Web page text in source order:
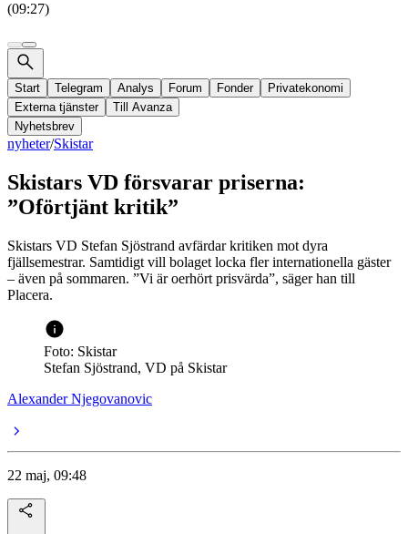
(09:27)
Start Telegram Analys Forum Fonder
Privatekonomi
Externa tjänster
Till Avanza
Nyhetsbrev
nyheter/Skistar
Skistars VD försvarar priserna:
”Oförtjänt kritik”
Skistars VD Stefan Sjöstrand avfärdar kritiken mot dyra
fjällsemestrar. Samtidigt vill bolaget locka fler internationella gäster
– även på sommaren. ”Vi är oerhört prisvärda”, säger han till
Placera.
Foto: Skistar
Stefan Sjöstrand, VD på Skistar
Alexander Njegovanovic
22 maj, 09:48